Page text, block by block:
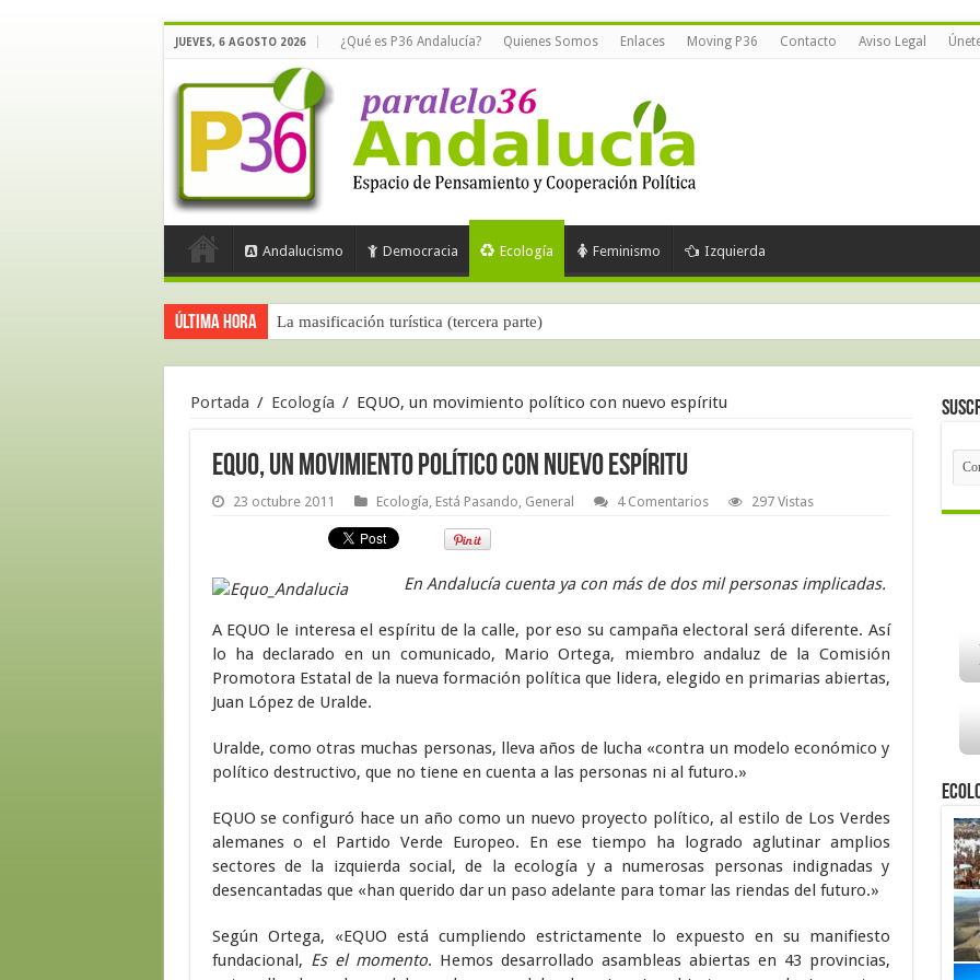
JUEVES, 6 AGOSTO 2026 ¿Qué es P36 Andalucía? Quienes Somos Enlaces Moving P36 Contacto Aviso Legal
Andalucismo Democracia Ecología Feminismo Izquierda
Última hora La masificación turística (tercera parte)
Portada / Ecología / EQUO, un movimiento político con nuevo espíritu
EQUO, un movimiento político con nuevo espíritu
23 octubre 2011 Ecología, Está Pasando, General 4 Comentarios 297 Vistas
En Andalucía cuenta ya con más de dos mil personas implicadas.
A EQUO le interesa el espíritu de la calle, por eso su campaña electoral será diferente. Así
lo ha declarado en un comunicado, Mario Ortega, miembro andaluz de la Comisión
Promotora Estatal de la nueva formación política que lidera, elegido en primarias abiertas,
Juan López de Uralde.
Uralde, como otras muchas personas, lleva años de lucha «contra un modelo económico y
político destructivo, que no tiene en cuenta a las personas ni al futuro.»
EQUO se configuró hace un año como un nuevo proyecto político, al estilo de Los Verdes
alemanes o el Partido Verde Europeo. En ese tiempo ha logrado aglutinar amplios
sectores de la izquierda social, de la ecología y a numerosas personas indignadas y
desencantadas que «han querido dar un paso adelante para tomar las riendas del futuro.»
Según Ortega, «EQUO está cumpliendo estrictamente lo expuesto en su manifiesto
fundacional, Es el momento. Hemos desarrollado asambleas abiertas en 43 provincias,